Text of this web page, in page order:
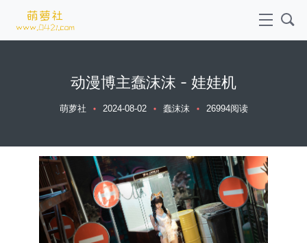
动漫博主蠢沫沫 - 娃娃机
萌萝社 2024-08-02 蠢沫沫 26994阅读